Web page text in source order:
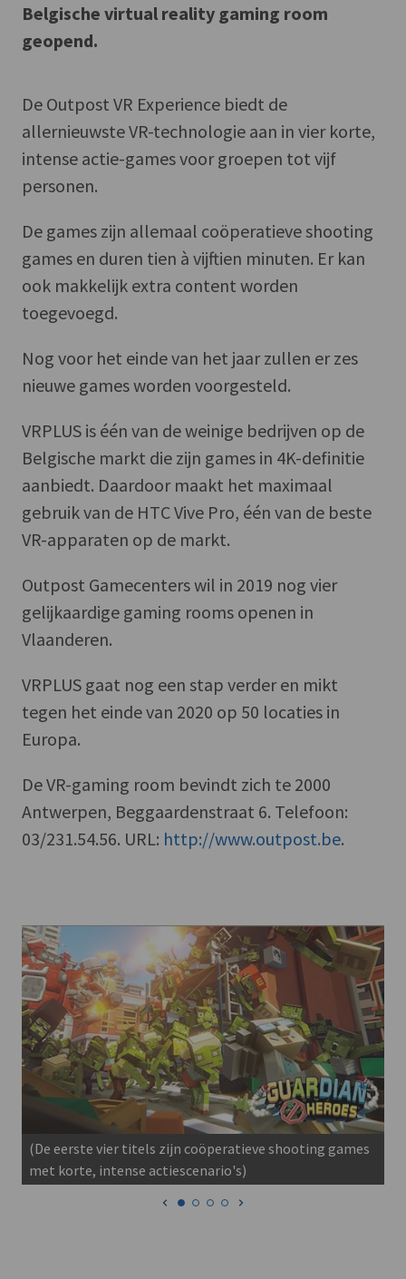
Belgische virtual reality gaming room
geopend.
De Outpost VR Experience biedt de
allernieuwste VR-technologie aan in vier korte,
intense actie-games voor groepen tot vijf
personen.
De games zijn allemaal coöperatieve shooting
games en duren tien à vijftien minuten. Er kan
ook makkelijk extra content worden
toegevoegd.
Nog voor het einde van het jaar zullen er zes
nieuwe games worden voorgesteld.
VRPLUS is één van de weinige bedrijven op de
Belgische markt die zijn games in 4K-definitie
aanbiedt. Daardoor maakt het maximaal
gebruik van de HTC Vive Pro, één van de beste
VR-apparaten op de markt.
Outpost Gamecenters wil in 2019 nog vier
gelijkaardige gaming rooms openen in
Vlaanderen.
VRPLUS gaat nog een stap verder en mikt
tegen het einde van 2020 op 50 locaties in
Europa.
De VR-gaming room bevindt zich te 2000
Antwerpen, Beggaardenstraat 6. Telefoon:
03/231.54.56. URL: http://www.outpost.be.
(De eerste vier titels zijn coöperatieve shooting games
met korte, intense actiescenario's)